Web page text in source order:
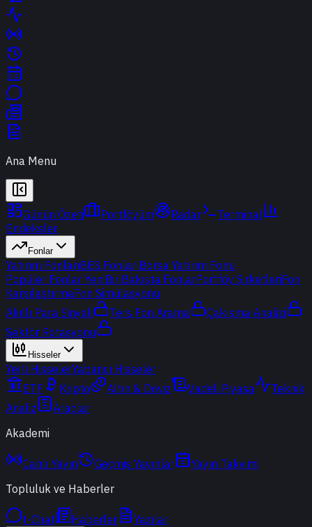
Ana Menu
Günün Özeti Portföyüm Radar
Terminal
Endeksler
Fonlar
Yatırım FonlarıBES FonlarıBorsa Yatırım Fonu
Popüler Fonlar YeniBir Bakışta FonlarPortföy ŞirketleriFon
KarşılaştırmaFon Simülasyonu
Akıllı Para Sinyali
Ters Fon Arama
Çakışma Analizi
Sektör Rotasyonu
Hisseler
Yerli HisselerYabancı Hisseler
ETF
Kripto Altın & Döviz Vadeli Piyasa
Teknik
Analiz
Araçlar
Akademi
Canlı Yayın Geçmiş Yayınlar
Yayın Takvimi
Topluluk ve Haberler
t-Chat Haberler Yazılar